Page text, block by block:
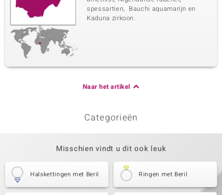
spessartien, Bauchi aquamarijn en
Kaduna zirkoon.
Naar het artikel
Categorieën
Misschien vindt u dit ook leuk
Halskettingen met Beril Ringen met Beril